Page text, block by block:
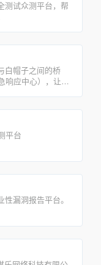
测试众测平台，帮
白帽子之间的桥
响应中心），让企
平台
漏洞报告平台。